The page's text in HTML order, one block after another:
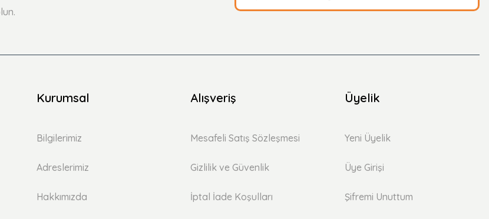
Kurumsal
Bilgilerimiz
Adreslerimiz
Hakkımızda
Alışveriş
Mesafeli Satış Sözleşmesi
Gizlilik ve Güvenlik
İptal İade Koşulları
Üyelik
Yeni Üyelik
Üye Girişi
Şifremi Unuttum